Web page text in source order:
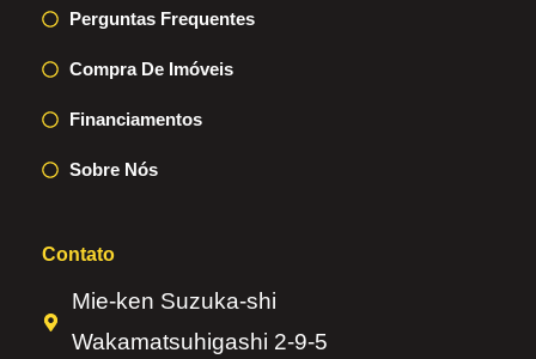
Perguntas Frequentes
Compra De Imóveis
Financiamentos
Sobre Nós
Contato
Mie-ken Suzuka-shi
Wakamatsuhigashi 2-9-5